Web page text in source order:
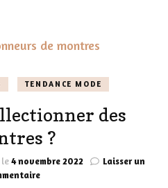
TENDANCE MODE
des
?
le4 novembre 2022
Laisser un
sur